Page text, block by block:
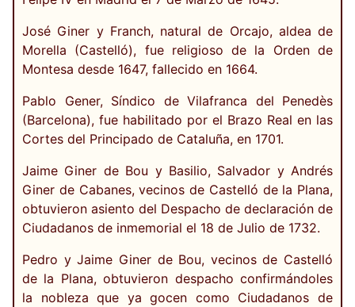
José Giner y Franch, natural de Orcajo, aldea de
Morella (Castelló), fue religioso de la Orden de
Montesa desde 1647, fallecido en 1664.
Pablo Gener, Síndico de Vilafranca del Penedès
(Barcelona), fue habilitado por el Brazo Real en las
Cortes del Principado de Cataluña, en 1701.
Jaime Giner de Bou y Basilio, Salvador y Andrés
Giner de Cabanes, vecinos de Castelló de la Plana,
obtuvieron asiento del Despacho de declaración de
Ciudadanos de inmemorial el 18 de Julio de 1732.
Pedro y Jaime Giner de Bou, vecinos de Castelló
de la Plana, obtuvieron despacho confirmándoles
la nobleza que ya gocen como Ciudadanos de